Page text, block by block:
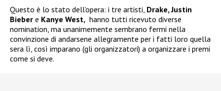
Questo è lo stato dell’opera: i tre artisti, Drake, Justin
Bieber e Kanye West, hanno tutti ricevuto diverse
nomination, ma unanimemente sembrano fermi nella
convinzione di andarsene allegramente per i fatti loro quella
sera lì, così imparano (gli organizzatori) a organizzare i premi
come si deve.